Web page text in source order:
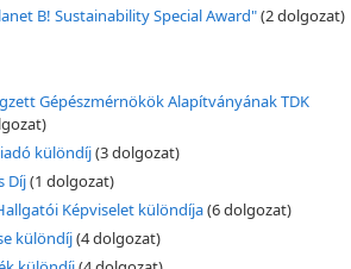
B! Sustainability Special Award"(2 dolgozat)
Gépészmérnökök Alapítványának TDK
különdíj(3 dolgozat)
Díj(1 dolgozat)
Képviselet különdíja(6 dolgozat)
különdíj(4 dolgozat)